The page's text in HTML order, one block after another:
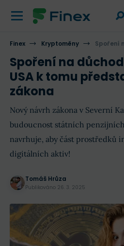
Finex Kryptoměny Spoření na
Spoření na
USA k tomu
zákona
Nový návrh zákona v Severní
budoucnost státních
navrhuje, aby část prostředků
digitálních aktiv!
Tomáš Hrůza
Publikováno 26. 3. 2025